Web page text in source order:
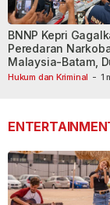
Hukum dan Kriminal - 1
BNNP Kepri
Peredaran
Malaysia-Batam,
Masih Diburu